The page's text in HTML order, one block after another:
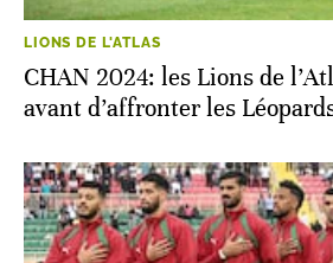
LIONS DE L'ATLAS
CHAN 2024: les Lions de
avant d’affronter les